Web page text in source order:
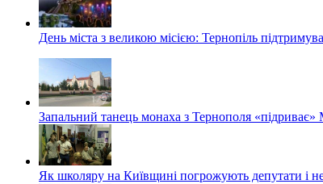
День міста з великою місією: Тернопіль
Запальний танець монаха з Тернополя
Як школяру на Київщині погрожують депутати і